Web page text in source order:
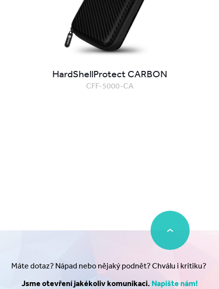
HardShellProtect CARBON
CFF-5000-CA
Máte dotaz? Nápad nebo nějaký podnět? Chválu i kritiku?
Jsme otevření jakékoliv komunikaci. Napište nám!